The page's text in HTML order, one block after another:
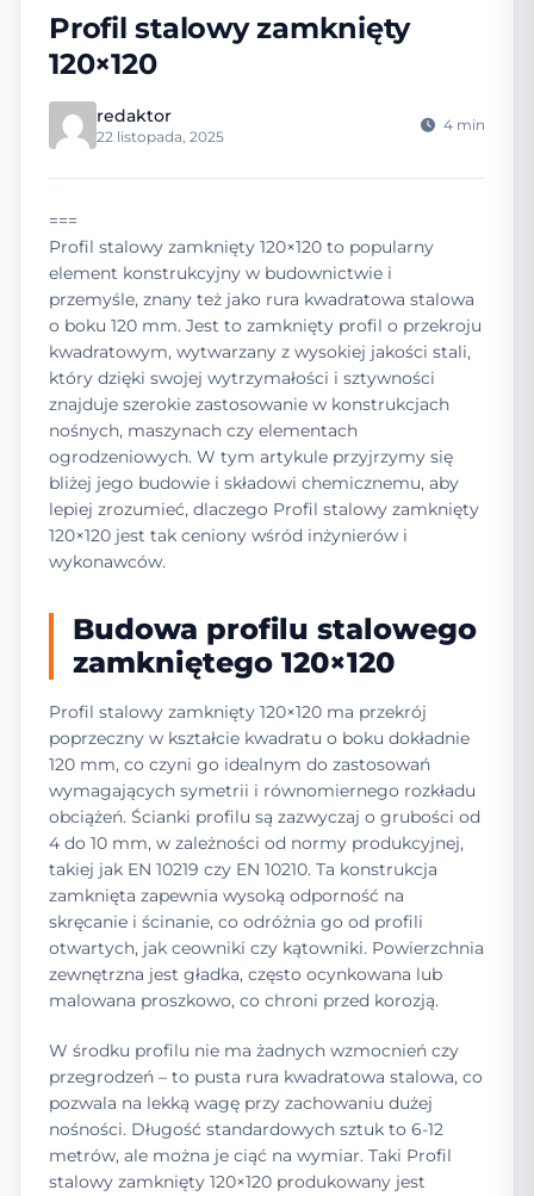
Profil stalowy zamknięty
120×120
redaktor
22 listopada, 2025
4 min
===
Profil stalowy zamknięty 120×120 to popularny
element konstrukcyjny w budownictwie i
przemyśle, znany też jako rura kwadratowa stalowa
o boku 120 mm. Jest to zamknięty profil o przekroju
kwadratowym, wytwarzany z wysokiej jakości stali,
który dzięki swojej wytrzymałości i sztywności
znajduje szerokie zastosowanie w konstrukcjach
nośnych, maszynach czy elementach
ogrodzeniowych. W tym artykule przyjrzymy się
bliżej jego budowie i składowi chemicznemu, aby
lepiej zrozumieć, dlaczego Profil stalowy zamknięty
120×120 jest tak ceniony wśród inżynierów i
wykonawców.
Budowa profilu stalowego
zamkniętego 120×120
Profil stalowy zamknięty 120×120 ma przekrój
poprzeczny w kształcie kwadratu o boku dokładnie
120 mm, co czyni go idealnym do zastosowań
wymagających symetrii i równomiernego rozkładu
obciążeń. Ścianki profilu są zazwyczaj o grubości od
4 do 10 mm, w zależności od normy produkcyjnej,
takiej jak EN 10219 czy EN 10210. Ta konstrukcja
zamknięta zapewnia wysoką odporność na
skręcanie i ścinanie, co odróżnia go od profili
otwartych, jak ceowniki czy kątowniki. Powierzchnia
zewnętrzna jest gładka, często ocynkowana lub
malowana proszkowo, co chroni przed korozją.
W środku profilu nie ma żadnych wzmocnień czy
przegrodzeń – to pusta rura kwadratowa stalowa, co
pozwala na lekką wagę przy zachowaniu dużej
nośności. Długość standardowych sztuk to 6-12
metrów, ale można je ciąć na wymiar. Taki Profil
stalowy zamknięty 120×120 produkowany jest